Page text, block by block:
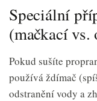
Speciální
(mačkací vs.
Pokud sušíte
používá ždímač
odstranění vody a